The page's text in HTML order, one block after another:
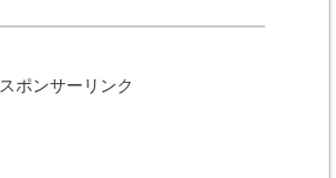
スポンサーリンク